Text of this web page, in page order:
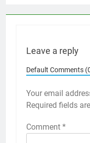
Leave a reply
Default Comments
Your email
Required fields
Comment *